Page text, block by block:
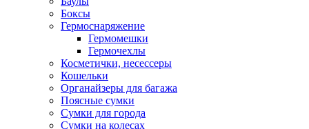
Боксы
Гермоснаряжение
Гермомешки
Гермочехлы
Косметички, несессеры
Кошельки
Органайзеры для багажа
Поясные сумки
Сумки для города
Сумки на колесах